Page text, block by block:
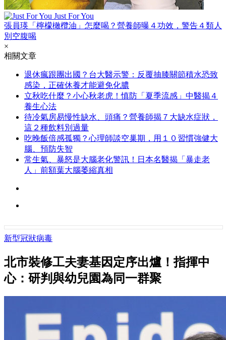
Just For You
張員瑛「檸檬橄欖油」怎麼喝？營養師曝４功效，警告４類人
別空腹喝
×
相關文章
退休瘋跟團出國？台大醫示警：反覆抽膝關節積水恐致
感染，正確休養才能避免化膿
立秋吃什麼？小心秋老虎！慎防「夏季流感」中醫揭４
養生心法
待冷氣房易慢性缺水、頭痛？營養師揭７大缺水症狀，
這２種飲料別過量
吃晚飯倍感孤獨？心理師談空巢期，用１０習慣強健大
腦、預防失智
常生氣、暴怒是大腦老化警訊！日本名醫揭「暴走老
人」前額葉大腦萎縮真相
新型冠狀病毒
北市裝修工夫妻基因定序出爐！指揮中
心：研判與幼兒園為同一群聚